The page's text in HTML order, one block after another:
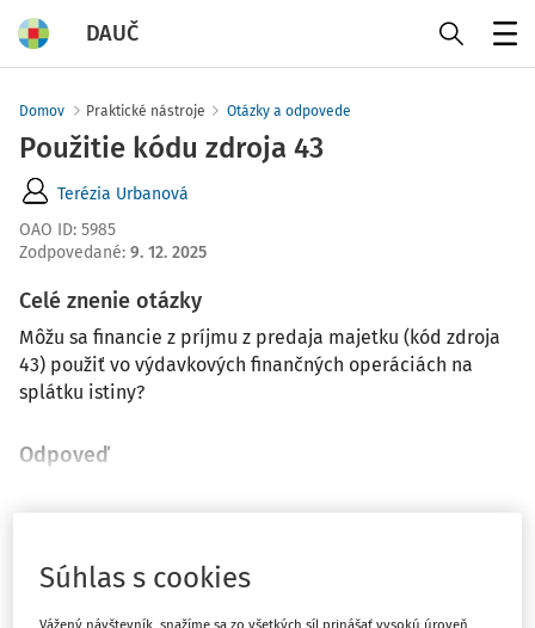
DAUČ
Domov Praktické nástroje Otázky a odpovede
Použitie kódu zdroja 43
Terézia Urbanová
OAO ID: 5985
Zodpovedané: 9. 12. 2025
Celé znenie otázky
Môžu sa financie z príjmu z predaja majetku (kód zdroja
43) použiť vo výdavkových finančných operáciách na
splátku istiny?
Odpoveď
Súhlas s cookies